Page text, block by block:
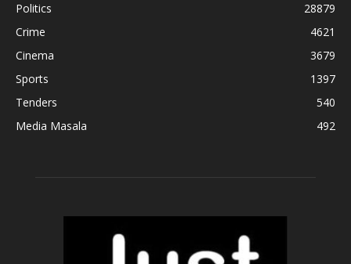
Politics
28879
Crime
4621
Cinema
3679
Sports
1397
Tenders
540
Media Masala
492